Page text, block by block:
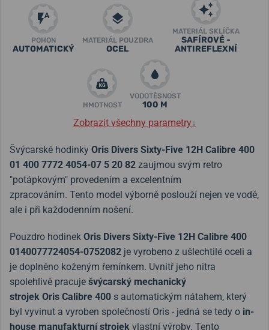
POHON
AUTOMATICKÝ
MATERIÁL POUZDRA
OCEL
MATERIÁL SKLÍČKA
SAFÍROVÉ -
ANTIREFLEXNÍ
HMOTNOST
VODOTĚSNOST
100 M
Zobrazit všechny parametry↓
Švýcarské hodinky Oris Divers Sixty-Five 12H Calibre 400
01 400 7772 4054-07 5 20 82 zaujmou svým retro
"potápkovým" provedením a excelentním
zpracováním. Tento model výborně poslouží nejen ve vodě,
ale i při každodenním nošení.
Pouzdro hodinek Oris Divers Sixty-Five 12H Calibre 400
0140077724054-0752082 je vyrobeno z ušlechtilé oceli a
je doplněno koženým řemínkem. Uvnitř jeho nitra
spolehlivě pracuje švýcarský mechanický
strojek Oris Calibre 400 s automatickým nátahem, který
byl vyvinut a vyroben společností Oris - jedná se tedy o in-
house manufakturní strojek vlastní výroby. Tento